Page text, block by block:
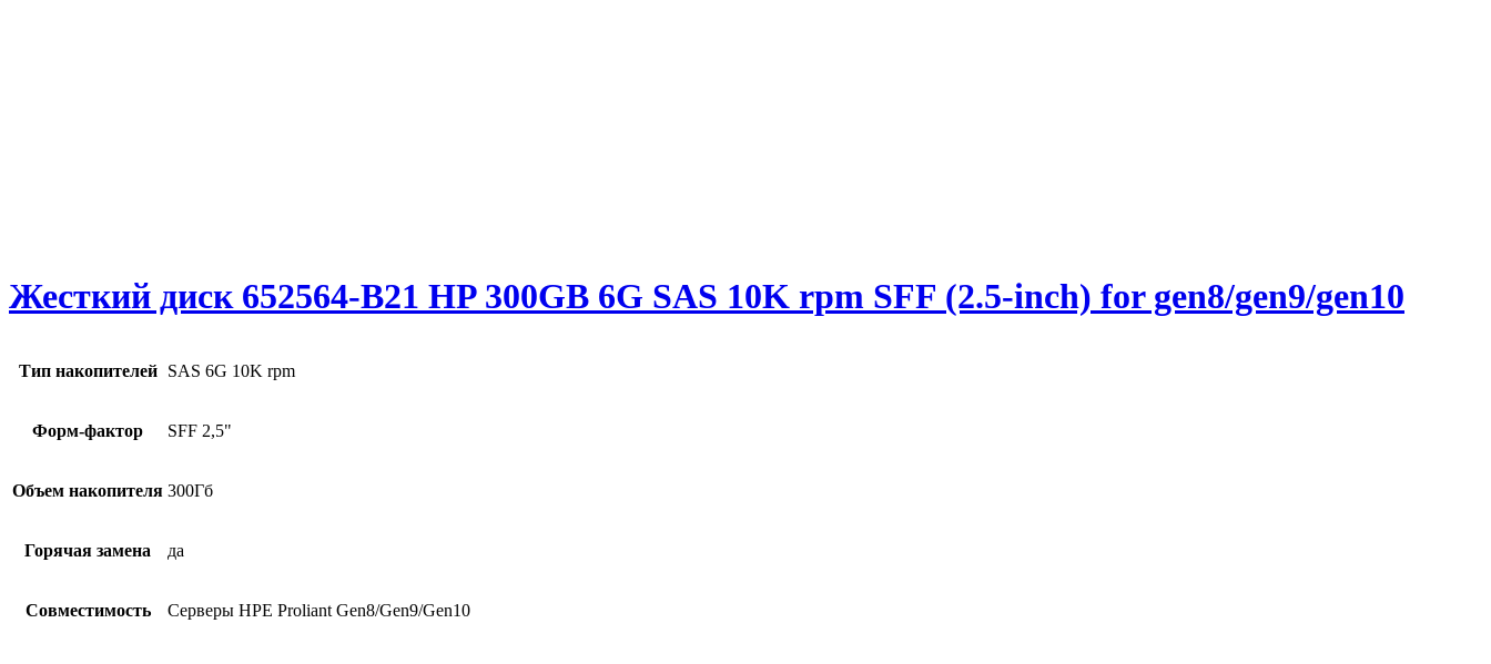
Жесткий диск 652564-B21 HP 300GB 6G SAS 10K rpm SFF (2.5-inch) for gen8/gen9/gen10
Тип накопителей SAS 6G 10K rpm
Форм-фактор SFF 2,5"
Объем накопителя 300Гб
Горячая замена да
Совместимость Серверы HPE Proliant Gen8/Gen9/Gen10